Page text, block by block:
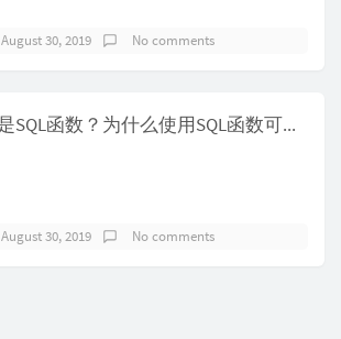
August 30, 2019 No comments
07-什么是SQL函数？为什么使用SQL函数可能会带来问题？
August 30, 2019 No comments